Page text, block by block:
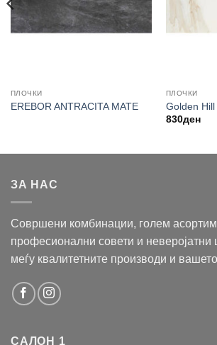
ПЛОЧКИ
EREBOR ANTRACITA MATE
ПЛОЧКИ
Golden Hill
830ден
ЗА НАС
Совршени комбинации, голем
професионални совети и неверојатни
меѓу квалитетните производи и
САЛОН 1